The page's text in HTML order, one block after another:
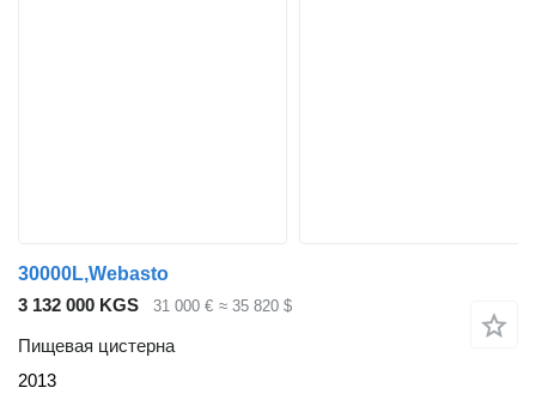
30000L,Webasto
3 132 000 KGS
31 000 € ≈ 35 820 $
Пищевая цистерна
2013